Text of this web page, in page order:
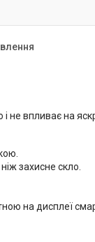
впливає на
захисне скло.
на дисплеї